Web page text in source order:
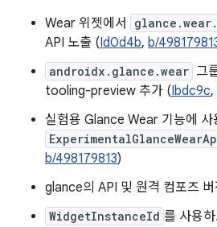
Wear 위젯에서
API 노출 (Id0d4b, b/
androidx.glance.wear 그
tooling-preview 추가 (Ibdc9c,
실험용 Glance Wear 기능에 사
b/498179813)
glance의 API 및 원격 컴포즈
WidgetInstanceId 를 사용